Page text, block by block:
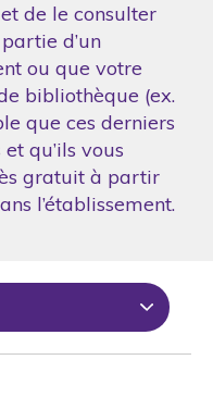
de le consulter
d’un
ou que votre
bibliothèque (ex.
que ces derniers
qu’ils vous
gratuit à partir
l’établissement.